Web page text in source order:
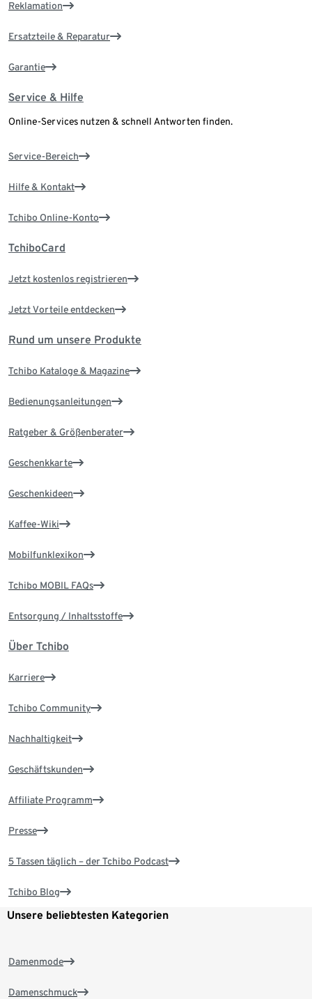
Reklamation
Ersatzteile & Reparatur
Garantie
Service & Hilfe
Online-Services nutzen & schnell Antworten finden.
Service-Bereich
Hilfe & Kontakt
Tchibo Online-Konto
TchiboCard
Jetzt kostenlos registrieren
Jetzt Vorteile entdecken
Rund um unsere Produkte
Tchibo Kataloge & Magazine
Bedienungsanleitungen
Ratgeber & Größenberater
Geschenkkarte
Geschenkideen
Kaffee-Wiki
Mobilfunklexikon
Tchibo MOBIL FAQs
Entsorgung / Inhaltsstoffe
Über Tchibo
Karriere
Tchibo Community
Nachhaltigkeit
Geschäftskunden
Affiliate Programm
Presse
5 Tassen täglich – der Tchibo Podcast
Tchibo Blog
Unsere beliebtesten Kategorien
Damenmode
Damenschmuck